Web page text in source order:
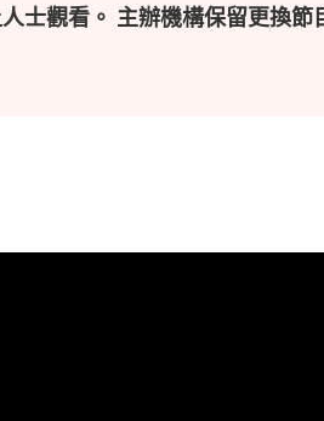
士觀看。 主辦機構保留更換節